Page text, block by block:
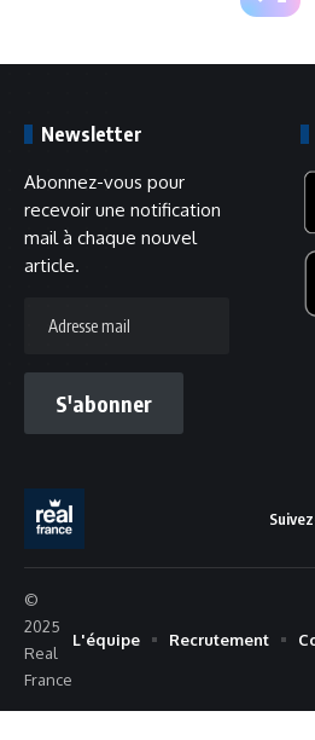
Newsletter
Abonnez-vous pour
recevoir une notification
mail à chaque nouvel
article.
mail
S'abonner
©
2025
Real
France
L'équipe Recrutement